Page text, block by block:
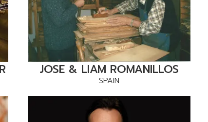
JOSE & LIAM ROMANILLOS
SPAIN